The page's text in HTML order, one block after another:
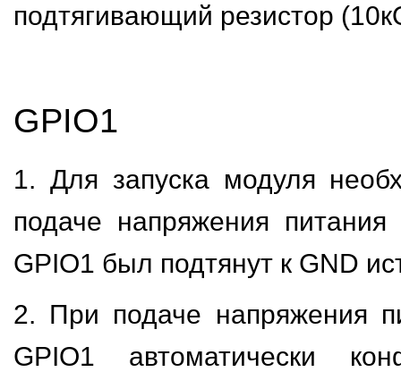
подтягивающий резистор
GPIO1
1. Для запуска модуля
подаче напряжения
GPIO1 был подтянут к GND
2. При подаче напряжения
GPIO1 автоматически